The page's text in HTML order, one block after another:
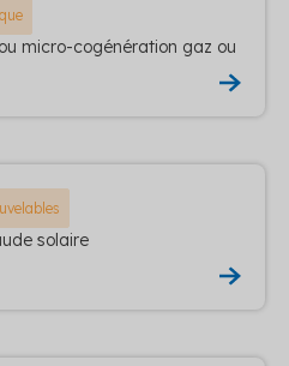
micro-cogénération gaz ou
solaire